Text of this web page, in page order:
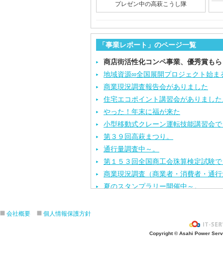
プレゼン中の高萩こうし隊
「事業レポート」のページ一覧
商店街活性化コンペ事業、優秀賞も
地域資源∞全国展開プロジェクト始ま
商業現況調査報告会がありました
住宅エコポイント講習会がありまし
やった！年末に福が来た
小型移動式クレーン運転技能講習会
第３９回高萩まつり。
通行量調査中～。
第１５３回全国商工会珠算検定試験
商業現況調査（商業者・消費者・通
夏のスタンプラリー開催中～。
中心市街地商業活性化事業。
会社概要 個人情報保護方針
Copyright © Asahi Power